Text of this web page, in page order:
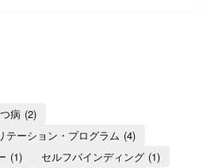
病 (2)
テーション・プログラム (4)
(1) セルフバインディング (1)